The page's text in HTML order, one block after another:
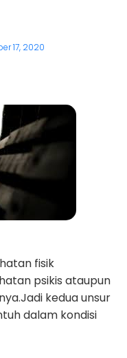
17, 2020
fisik
psikis ataupun
kedua unsur
dalam kondisi